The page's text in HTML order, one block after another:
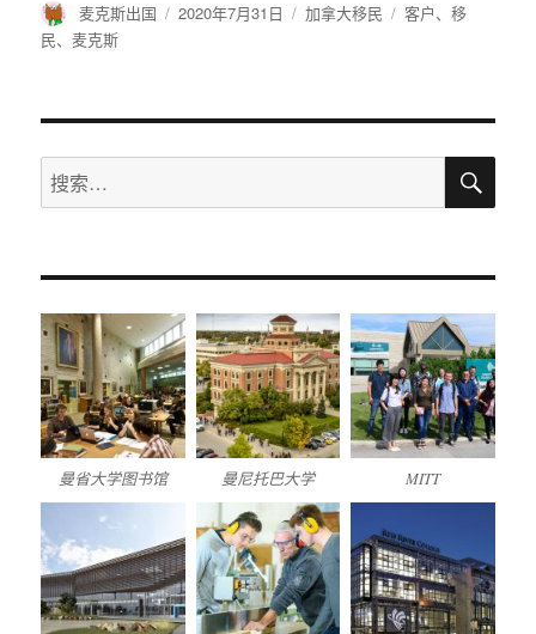
作
者
麦克斯出国
发
2020年7月31日
分
加拿大移民
标
客户、移
民、麦克斯
搜
索：
搜
曼省大学图书馆 曼尼托巴大学 MITT